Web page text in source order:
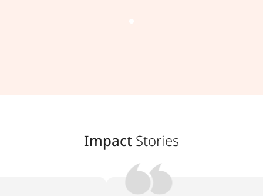
Impact Stories